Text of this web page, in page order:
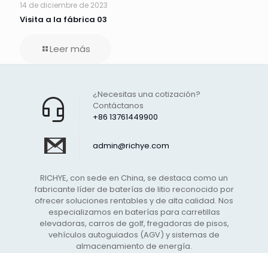
14 de diciembre de 2023
Visita a la fábrica 03
Leer más
+86 13761449900
¿Necesitas una cotización?
Contáctanos
admin@richye.com
RICHYE, con sede en China, se destaca como un
fabricante líder de baterías de litio reconocido por
ofrecer soluciones rentables y de alta calidad. Nos
especializamos en baterías para carretillas
elevadoras, carros de golf, fregadoras de pisos,
vehículos autoguiados (AGV) y sistemas de
almacenamiento de energía.